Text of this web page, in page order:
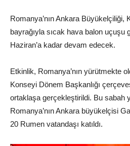
Romanya’nın Ankara Büyükelçiliği,
bayrağıyla sıcak hava balon
Haziran’a kadar devam edecek.
Etkinlik, Romanya’nın yürütmekte
Konseyi Dönem Başkanlığı
ortaklaşa gerçekleştirildi. Bu sabah
Romanya’nın Ankara büyükelçisi
20 Rumen vatandaşı katıldı.